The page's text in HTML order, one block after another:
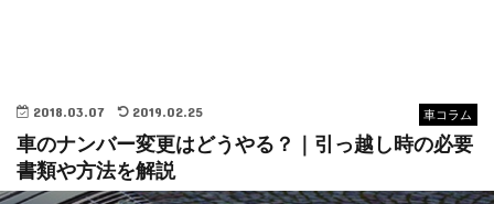
車コラム
2018.03.07 2019.02.25
車のナンバー変更はどうやる？｜引っ越し時の必要
書類や方法を解説